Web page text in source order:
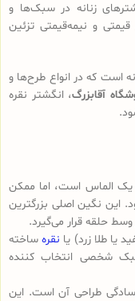
زنانه در سبک‌ها و
و نیمه‌قیمتی تزئین
است که در انواع طرح‌ها و
آقابزرگ، انگشتر نقره
یک الماس است، اما ممکن
این نگین اصلی بزرگترین
حلقه قرار می‌گیرد.
یا طلا زرد) یا نقره ساخته
شخصی انتخاب کننده
سادگی طراحی آن است. این